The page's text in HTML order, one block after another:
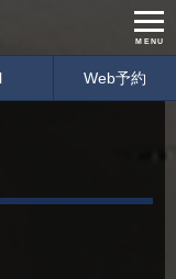
MENU
Web予約